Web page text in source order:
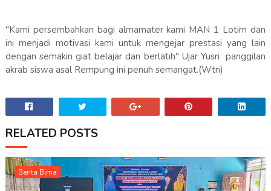
"Kami persembahkan bagi almamater kami MAN 1 Lotim dan
ini menjadi motivasi kami untuk mengejar prestasi yang lain
dengan semakin giat belajar dan berlatih" Ujar Yusri panggilan
akrab siswa asal Rempung ini penuh semangat.(Wtn)
RELATED POSTS
Berita Bima